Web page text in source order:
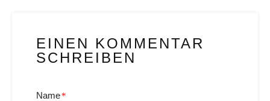
EINEN KOMMENTAR
SCHREIBEN
Name*